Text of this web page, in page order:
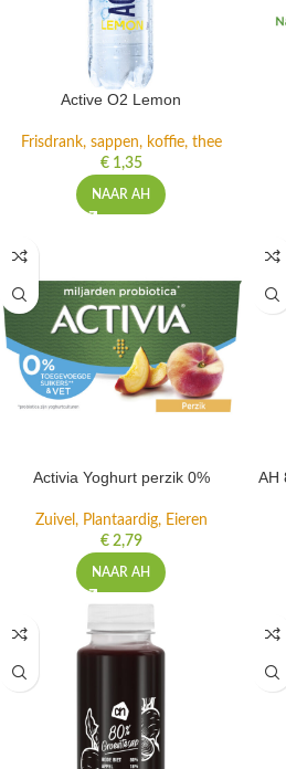
Active O2 Lemon
Frisdrank, sappen, koffie, thee
€1,35
NAAR AH
Activia Yoghurt perzik 0%
Zuivel, Plantaardig, Eieren
€2,79
NAAR AH
AH